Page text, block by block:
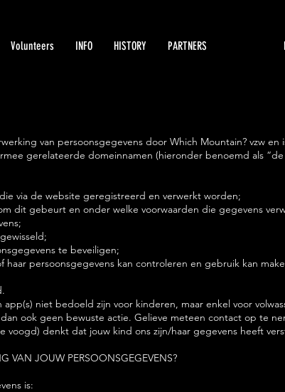
Volunteers INFO HISTORY PARTNERS
van persoonsgegevens door Which Mountain? vzw en
gerelateerde domeinnamen (hieronder benoemd als “de
via de website geregistreerd en verwerkt worden;
dit gebeurt en onder welke voorwaarden die gegevens
te beveiligen;
persoonsgegevens kan controleren en gebruik kan
niet bedoeld zijn voor kinderen, maar enkel voor
ook geen bewuste actie. Gelieve meteen contact op te
voogd) denkt dat jouw kind ons zijn/haar gegevens heeft
VAN JOUW PERSOONSGEGEVENS?
is: